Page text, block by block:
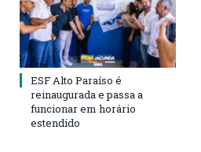
ESF Alto Paraíso é
reinaugurada e passa a
funcionar em horário
estendido